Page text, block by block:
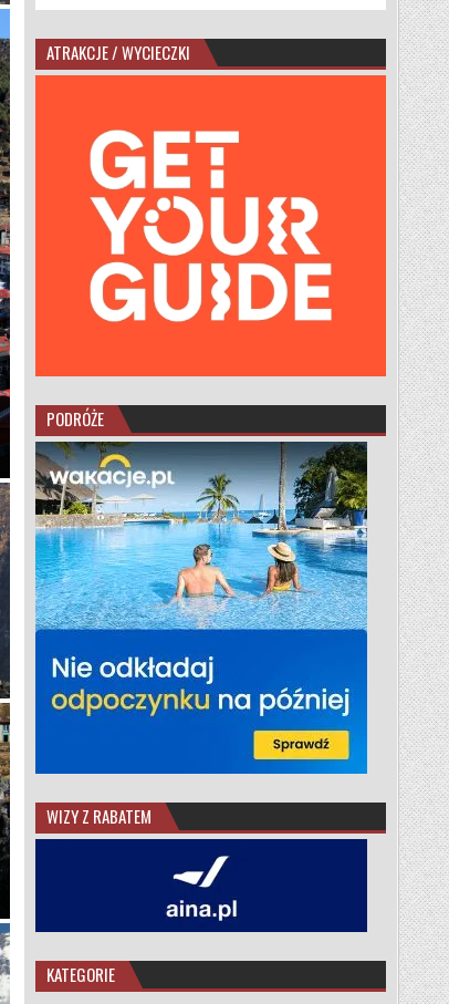
ATRAKCJE / WYCIECZKI
PODRÓŻE
WIZY Z RABATEM
KATEGORIE